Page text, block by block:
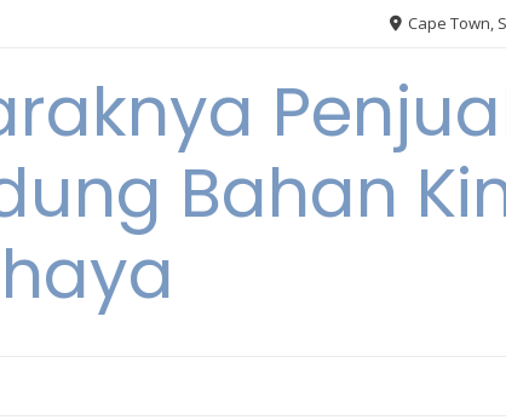
Cape Town,
Bahan